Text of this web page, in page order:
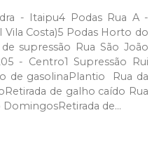
- Itaipu4 Podas Rua A -
Costa)5 Podas Horto do
supressão Rua São João
- Centro1 Supressão Rui
de gasolinaPlantio Rua da
de galho caído Rua
de...